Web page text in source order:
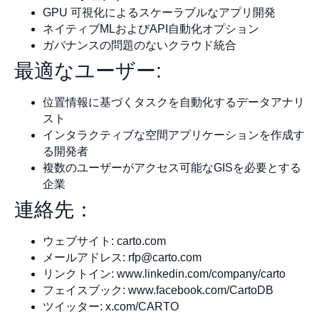
GPU 可視化によるスケーラブルなアプリ開発
ネイティブMLおよびAPI自動化オプション
ガバナンスの問題のないクラウド統合
最適なユーザー:
位置情報に基づくタスクを自動化するデータアナリ
スト
インタラクティブな空間アプリケーションを作成す
る開発者
複数のユーザーがアクセス可能なGISを必要とする
企業
連絡先：
ウェブサイト: carto.com
メールアドレス: rfp@carto.com
リンクトイン: www.linkedin.com/company/carto
フェイスブック: www.facebook.com/CartoDB
ツイッター: x.com/CARTO